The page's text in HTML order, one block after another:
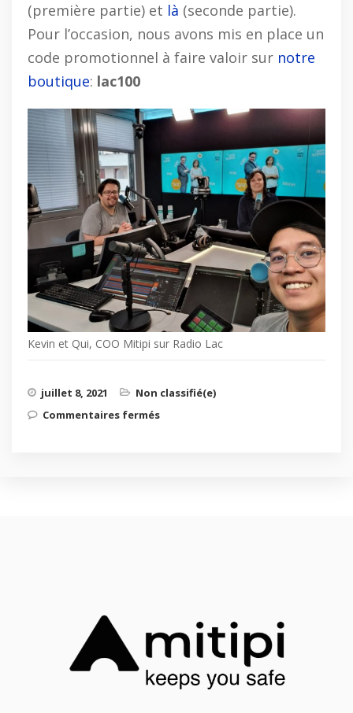
(première partie) et là (seconde partie).
Pour l’occasion, nous avons mis en place un
code promotionnel à faire valoir sur notre
boutique: lac100
Kevin et Qui, COO Mitipi sur Radio Lac
juillet 8, 2021
Non classifié(e)
Commentaires fermés